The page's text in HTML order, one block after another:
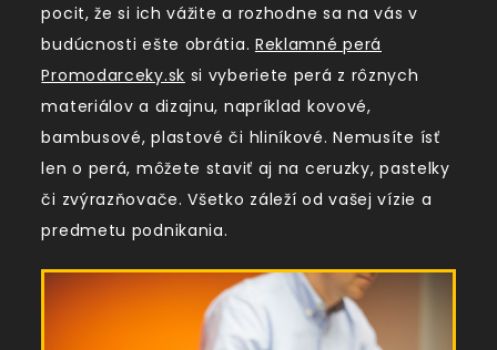
pocit, že si ich vážite a rozhodne sa na vás v
budúcnosti ešte obrátia. Reklamné perá
Promodarceky.sk si vyberiete perá z rôznych
materiálov a dizajnu, napríklad kovové,
bambusové, plastové či hliníkové. Nemusíte ísť
len o perá, môžete staviť aj na ceruzky, pastelky
či zvýrazňovače. Všetko záleží od vašej vízie a
predmetu podnikania.